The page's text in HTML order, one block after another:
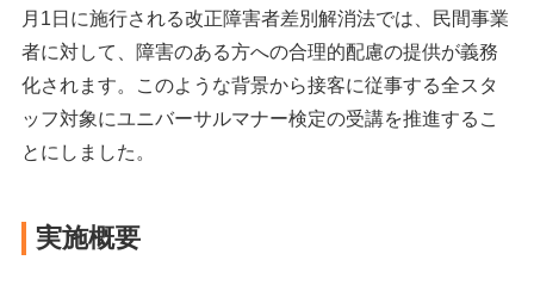
月1日に施行される改正障害者差別解消法では、民間事業
者に対して、障害のある方への合理的配慮の提供が義務
化されます。このような背景から接客に従事する全スタ
ッフ対象にユニバーサルマナー検定の受講を推進するこ
とにしました。
実施概要